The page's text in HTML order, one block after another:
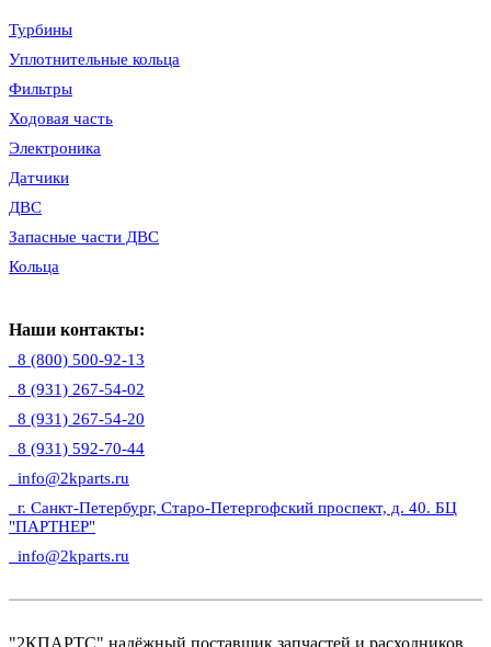
Турбины
Уплотнительные кольца
Фильтры
Ходовая часть
Электроника
Датчики
ДВС
Запасные части ДВС
Кольца
Наши контакты:
8 (800) 500-92-13
8 (931) 267-54-02
8 (931) 267-54-20
8 (931) 592-70-44
info@2kparts.ru
г. Санкт-Петербург, Старо-Петергофский проспект, д. 40. БЦ
"ПАРТНЕР"
info@2kparts.ru
"2КПАРТС" надёжный поставщик запчастей и расходников